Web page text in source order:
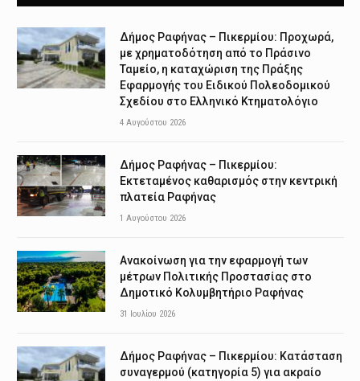
Δήμος Ραφήνας – Πικερμίου: Προχωρά,
με χρηματοδότηση από το Πράσινο
Ταμείο, η καταχώριση της Πράξης
Εφαρμογής του Ειδικού Πολεοδομικού
Σχεδίου στο Ελληνικό Κτηματολόγιο
4 Αυγούστου 2026
Δήμος Ραφήνας – Πικερμίου:
Εκτεταμένος καθαρισμός στην κεντρική
πλατεία Ραφήνας
1 Αυγούστου 2026
Ανακοίνωση για την εφαρμογή των
μέτρων Πολιτικής Προστασίας στο
Δημοτικό Κολυμβητήριο Ραφήνας
31 Ιουλίου 2026
Δήμος Ραφήνας – Πικερμίου: Κατάσταση
συναγερμού (κατηγορία 5) για ακραίο